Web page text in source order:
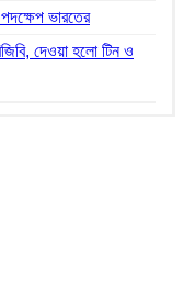
ভারতের
দেওয়া হলো টিন ও